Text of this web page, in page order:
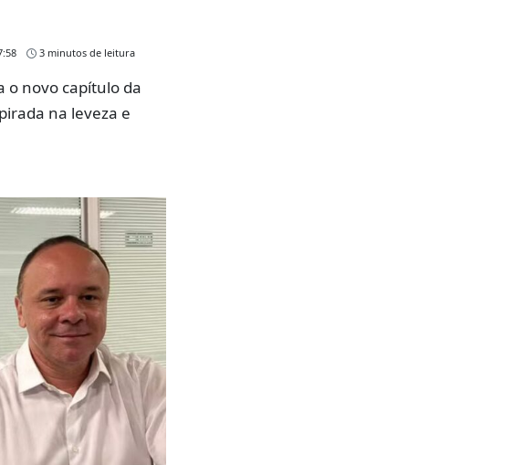
3 minutos de leitura
o novo capítulo da
na leveza e